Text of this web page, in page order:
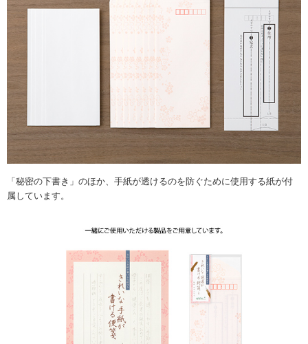
「秘密の下書き」のほか、手紙が透けるのを防ぐために使用する紙が付
属しています。